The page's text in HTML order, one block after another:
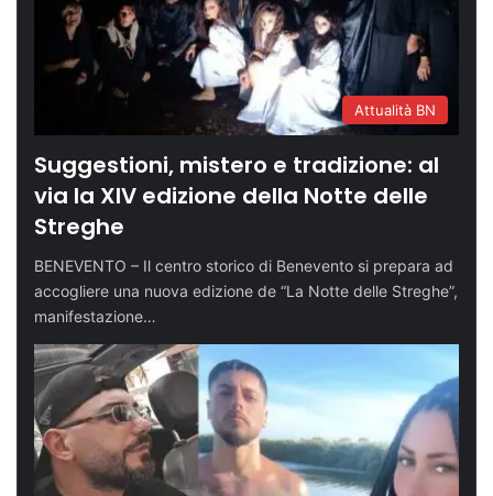
Attualità BN
Suggestioni, mistero e tradizione: al
via la XIV edizione della Notte delle
Streghe
BENEVENTO – Il centro storico di Benevento si prepara ad
accogliere una nuova edizione de “La Notte delle Streghe”,
manifestazione…